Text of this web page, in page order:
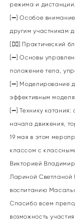
режима и дистанции.
[➖] Особое
другим участникам
[🚴‍♂] Практический
[➖] Основы
положение тела,
[➖] Моделирование
эффективным
[➖] Технику
начала движения,
19 мая в этом
классом с
Викторией
Лариной Светланой
воспитанию
Спасибо всем
возможность